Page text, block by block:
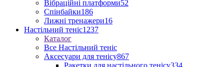
Вібраційні платформи52
Спінбайки186
Лижні тренажери16
Настільний теніс1237
Каталог
Все Настільний теніс
Аксесуари для тенісу867
Ракетки для настільного тенісу334